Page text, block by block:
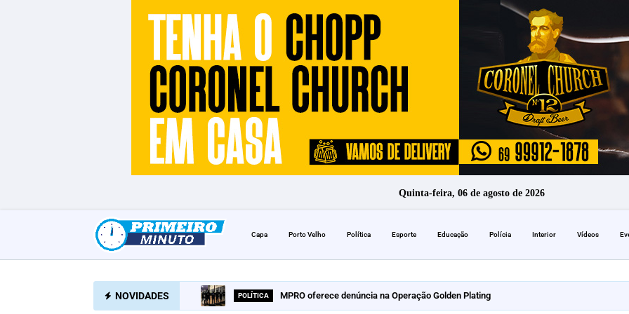
Quinta-feira, 06 de agosto de 2026
Capa Porto Velho Política Esporte Educação Polícia Interior Vídeos
NOVIDADES POLÍTICA MPRO oferece denúncia na Operação Golden Plating